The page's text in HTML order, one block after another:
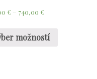
€– 740,00 €
možností